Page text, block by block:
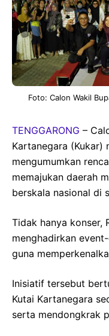
Foto: Calon Wakil
TENGGARONG –
Kartanegara (Kukar)
mengumumkan
memajukan daerah
berskala nasional di
Tidak hanya konser,
menghadirkan
guna
Inisiatif tersebut
Kutai Kartanegara
serta mendongkrak